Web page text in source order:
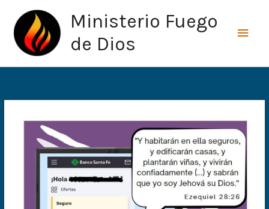
contenido
Ministerio Fuego
de Dios